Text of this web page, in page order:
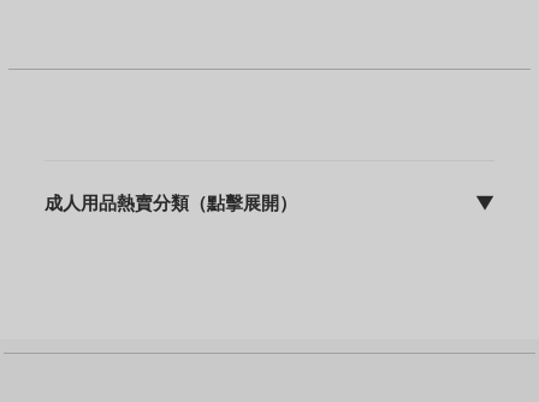
成人用品熱賣分類（點擊展開） ▼
名器